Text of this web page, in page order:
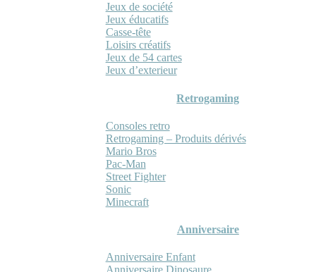
Jeux de société
Jeux éducatifs
Casse-tête
Loisirs créatifs
Jeux de 54 cartes
Jeux d’exterieur
Retrogaming
Consoles retro
Retrogaming – Produits dérivés
Mario Bros
Pac-Man
Street Fighter
Sonic
Minecraft
Anniversaire
Anniversaire Enfant